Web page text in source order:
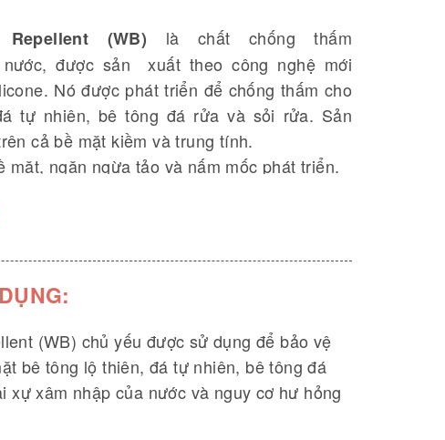
(WB) là chất chống thấm
nước, được sản xuất theo công nghệ mới
Nó được phát triển để chống thấm cho
tự nhiên, bê tông đá rửa và sỏi rửa. Sản
cả bề mặt kiềm và trung tính.
mặt, ngăn ngừa tảo và nấm mốc phát triển.
dễ dàng vệ sinh và giữ cho bề mặt luôn như
gallon
(WB) chủ yếu được sử dụng để bảo vệ
bê tông lộ thiên, đá tự nhiên, bê tông đá
xự xâm nhập của nước và nguy cơ hư hỏng